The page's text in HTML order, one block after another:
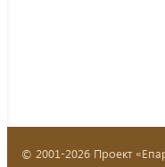
© 2001-2026 Проект